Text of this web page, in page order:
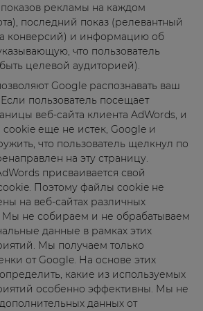
рекламы на каждом
последний показ (релевантный
конверсий) и информацию об
что пользователь
целевой аудиторией).
Google распознавать ваш
пользователь посещает
веб-сайта клиента AdWords, и
еще не истек, Google и
что пользователь щелкнул по
на эту страницу.
присваивается свой
Поэтому файлы cookie не
на веб-сайтах различных
Мы не собираем и не обрабатываем
данные в рамках этих
Мы получаем только
от Google. На основе этих
какие из используемых
особенно эффективны. Мы не
данных от